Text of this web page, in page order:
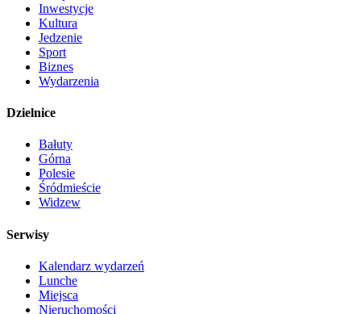
Inwestycje
Kultura
Jedzenie
Sport
Biznes
Wydarzenia
Dzielnice
Bałuty
Górna
Polesie
Śródmieście
Widzew
Serwisy
Kalendarz wydarzeń
Lunche
Miejsca
Nieruchomości